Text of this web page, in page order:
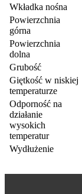
Wkładka nośna
Powierzchnia
górna
Powierzchnia
dolna
Grubość
Giętkość w niskiej
temperaturze
Odporność na
działanie
wysokich
temperatur
Wydłużenie